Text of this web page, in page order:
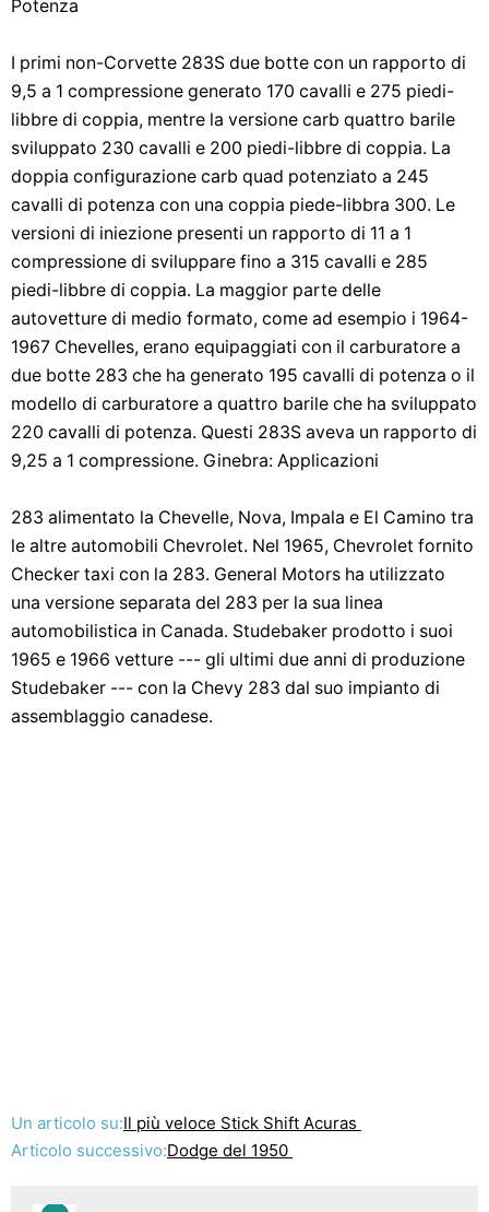
Potenza
I primi non-Corvette 283S due botte con un rapporto di
9,5 a 1 compressione generato 170 cavalli e 275 piedi-
libbre di coppia, mentre la versione carb quattro barile
sviluppato 230 cavalli e 200 piedi-libbre di coppia. La
doppia configurazione carb quad potenziato a 245
cavalli di potenza con una coppia piede-libbra 300. Le
versioni di iniezione presenti un rapporto di 11 a 1
compressione di sviluppare fino a 315 cavalli e 285
piedi-libbre di coppia. La maggior parte delle
autovetture di medio formato, come ad esempio i 1964-
1967 Chevelles, erano equipaggiati con il carburatore a
due botte 283 che ha generato 195 cavalli di potenza o il
modello di carburatore a quattro barile che ha sviluppato
220 cavalli di potenza. Questi 283S aveva un rapporto di
9,25 a 1 compressione. Ginebra: Applicazioni
283 alimentato la Chevelle, Nova, Impala e El Camino tra
le altre automobili Chevrolet. Nel 1965, Chevrolet fornito
Checker taxi con la 283. General Motors ha utilizzato
una versione separata del 283 per la sua linea
automobilistica in Canada. Studebaker prodotto i suoi
1965 e 1966 vetture --- gli ultimi due anni di produzione
Studebaker --- con la Chevy 283 dal suo impianto di
assemblaggio canadese.
Un articolo su:Il più veloce Stick Shift Acuras
Articolo successivo:Dodge del 1950